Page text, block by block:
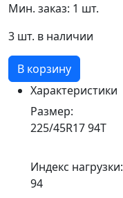
Мин. заказ: 1 шт.
3 шт. в наличии
В корзину
Характеристики
Размер:
225/45R17 94T
Индекс нагрузки:
94